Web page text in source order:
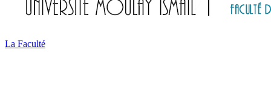
La Faculté